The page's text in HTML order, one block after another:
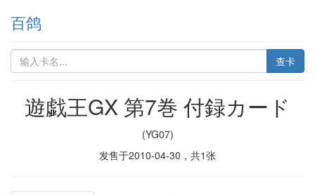
百鸽
查卡
遊戯王GX 第7巻 付録カード
(YG07)
发售于2010-04-30 ，共1张